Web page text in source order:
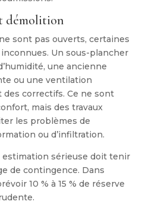
démolition
sont pas ouverts, certaines
Un sous-plancher
une ancienne
ou une ventilation
des correctifs. Ce ne sont
mais des travaux
les problèmes de
ou d’infiltration.
estimation sérieuse doit tenir
de contingence. Dans
10 % à 15 % de réserve